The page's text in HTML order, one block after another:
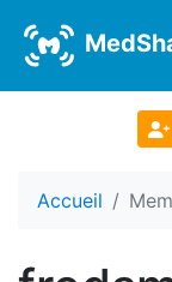
Accueil